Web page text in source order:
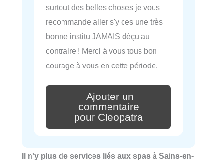
surtout des belles choses je vous
recommande aller s'y ces une très
bonne institu JAMAIS déçu au
contraire ! Merci à vous tous bon
courage à vous en cette période.
Ajouter un
commentaire
pour Cleopatra
Il n'y plus de services liés aux spas à Sains-en-